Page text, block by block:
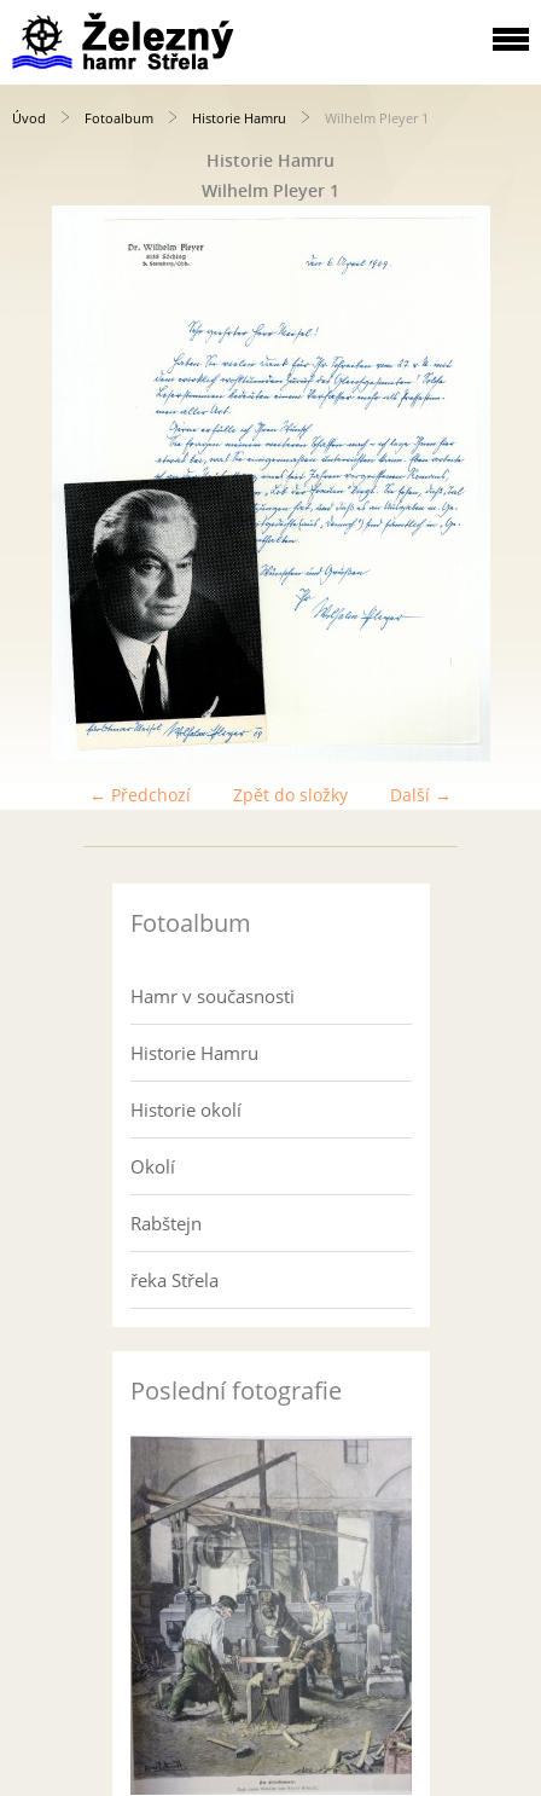
Úvod Fotoalbum Historie Hamru Wilhelm Pleyer 1
Historie Hamru
Wilhelm Pleyer 1
← Předchozí Další →
Zpět do složky
Fotoalbum
Hamr v současnosti
Historie Hamru
Historie okolí
Okolí
Rabštejn
řeka Střela
Poslední fotografie